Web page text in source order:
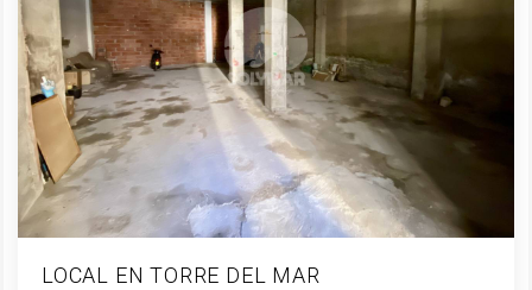
LOCAL EN TORRE DEL MAR